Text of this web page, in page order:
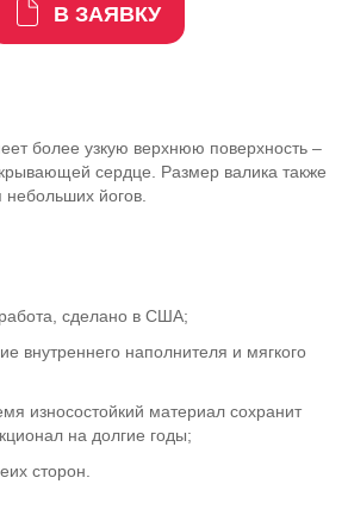
В ЗАЯВКУ
более узкую верхнюю поверхность –
сердце. Размер валика также
йогов.
сделано в США;
внутреннего наполнителя и мягкого
износостойкий материал сохранит
на долгие годы;
сторон.